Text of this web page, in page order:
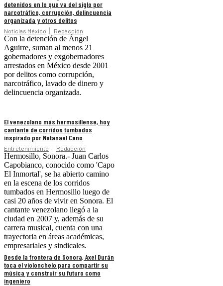
detenidos en lo que va del siglo por
narcotráfico, corrupción, delincuencia
organizada y otros delitos
Noticias México Redacción
Con la detención de Ángel
Aguirre, suman al menos 21
gobernadores y exgobernadores
arrestados en México desde 2001
por delitos como corrupción,
narcotráfico, lavado de dinero y
delincuencia organizada.
El venezolano más hermosillense, hoy
cantante de corridos tumbados
inspirado por Natanael Cano
Entretenimiento Redacción
Hermosillo, Sonora.- Juan Carlos
Capobianco, conocido como 'Capo
El Inmortal', se ha abierto camino
en la escena de los corridos
tumbados en Hermosillo luego de
casi 20 años de vivir en Sonora. El
cantante venezolano llegó a la
ciudad en 2007 y, además de su
carrera musical, cuenta con una
trayectoria en áreas académicas,
empresariales y sindicales.
Desde la frontera de Sonora, Axel Durán
toca el violonchelo para compartir su
música y construir su futuro como
ingeniero